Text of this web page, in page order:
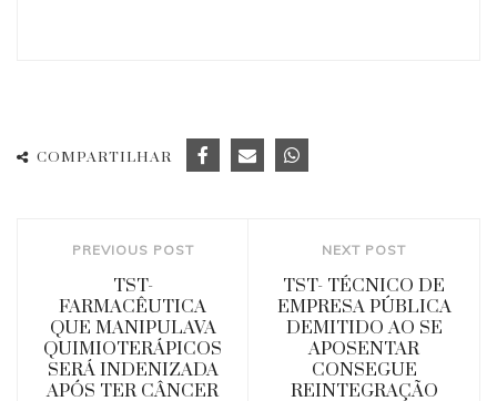
COMPARTILHAR
PREVIOUS POST
TST-
FARMACÊUTICA
QUE MANIPULAVA
QUIMIOTERÁPICOS
SERÁ INDENIZADA
APÓS TER CÂNCER
NEXT POST
TST- TÉCNICO DE
EMPRESA PÚBLICA
DEMITIDO AO SE
APOSENTAR
CONSEGUE
REINTEGRAÇÃO